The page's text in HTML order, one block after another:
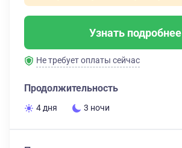
Узнать подробнее
Не требует оплаты сейчас
Продолжительность
4 дня 3 ночи